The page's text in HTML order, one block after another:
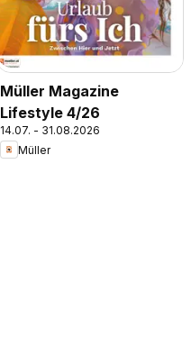
Müller Magazine
Lifestyle 4/26
14.07. - 31.08.2026
Müller